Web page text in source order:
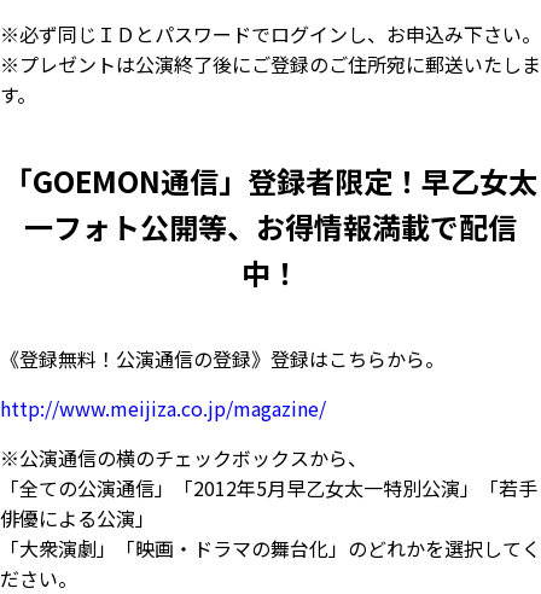
※必ず同じＩＤとパスワードでログインし、お申込み下さい。
※プレゼントは公演終了後にご登録のご住所宛に郵送いたしま
す。
「GOEMON通信」登録者限定！早乙女太
一フォト公開等、お得情報満載で配信
中！
《登録無料！公演通信の登録》登録はこちらから。
http://www.meijiza.co.jp/magazine/
※公演通信の横のチェックボックスから、
「全ての公演通信」「2012年5月早乙女太一特別公演」「若手
俳優による公演」
「大衆演劇」「映画・ドラマの舞台化」のどれかを選択してく
ださい。